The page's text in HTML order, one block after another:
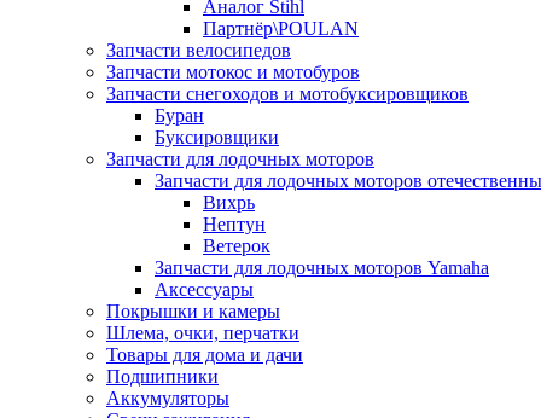
Аналог Stihl
Партнёр\POULAN
Запчасти велосипедов
Запчасти мотокос и мотобуров
Запчасти снегоходов и мотобуксировщиков
Буран
Буксировщики
Запчасти для лодочных моторов
Запчасти для лодочных моторов
Вихрь
Нептун
Ветерок
Запчасти для лодочных моторов Yamaha
Аксессуары
Покрышки и камеры
Шлема, очки, перчатки
Товары для дома и дачи
Подшипники
Аккумуляторы